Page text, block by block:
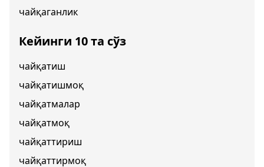
чайқаганлик
Кейинги 10 та сўз
чайқатиш
чайқатишмоқ
чайқатмалар
чайқатмоқ
чайқаттириш
чайқаттирмоқ